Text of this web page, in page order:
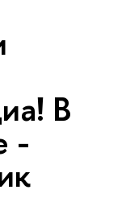
В
-